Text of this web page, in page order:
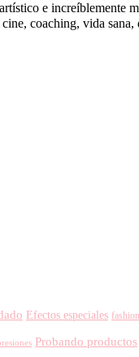
e increíblemente
coaching, vida
Efectos especiales fashion
Probando productos